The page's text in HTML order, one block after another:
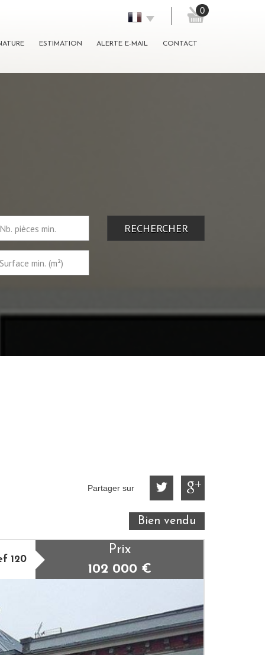
0
ESTIMATION ALERTE E-MAIL CONTACT
RECHERCHER
Partager sur
Bien vendu
120
Prix
102 000 €